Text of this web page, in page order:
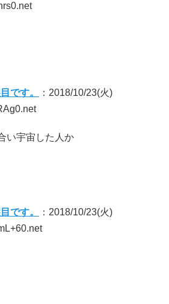
です。
：2018/10/23(火)
い宇宙した人か
です。
：2018/10/23(火)